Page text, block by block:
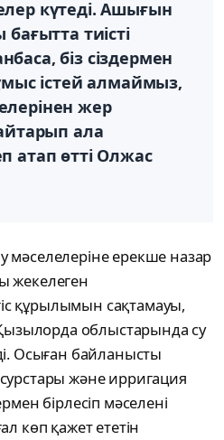
күтеді. Ашығын
тиісті
біз сіздермен
істей алмаймыз,
жер
ала
атап өтті Олжас
ерекше назар
жекелеген
құрылымын сақтамауы,
Қызылорда облыстарында су
Осыған байланысты
және ирригация
бірлесіп мәселені
көп қажет ететін